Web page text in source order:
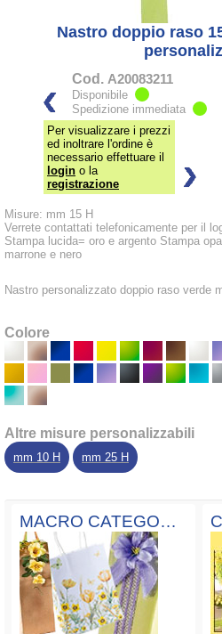
Nastro doppio raso
Cod. A20083211
Disponibile
Spedizione immediata
Per visualizzare i prezzi
ed inoltrare l'ordine è
necessario effettuare il
login o la
registrazione
Misure: mm 15 H
Verrete contattati telefonicamente per il
Stampa lucida= oro e argento Stampa
marrone e nero
Nastro personalizzato doppio raso verde
Colore
Altre misure personalizzabili
mm 10 H mm 25 H
MACRO CATEGORIE